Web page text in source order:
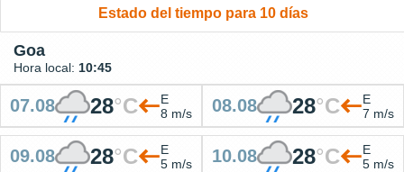
Estado del tiempo para 10 días
Goa
Hora local: 10:45
07.08 28°C
E
8 m/s
08.08 28°C
E
7 m/s
09.08 28°C
E
5 m/s
10.08 28°C
E
5 m/s